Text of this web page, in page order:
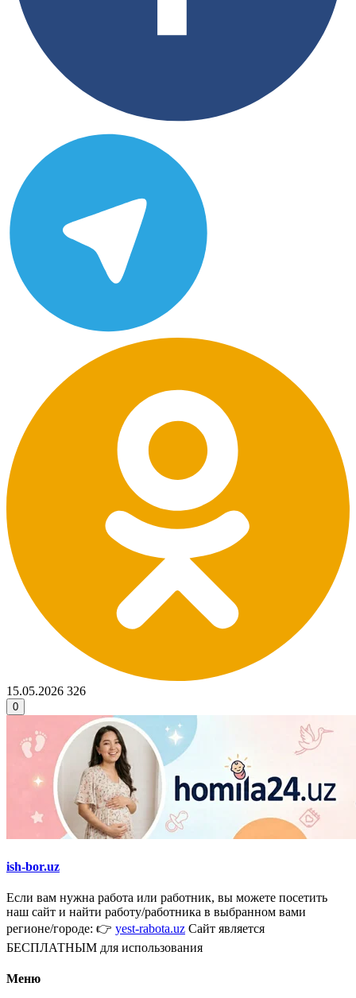
15.05.2026 326
0
ish-bor.uz
Если вам нужна работа или работник, вы можете посетить
наш сайт и найти работу/работника в выбранном вами
регионе/городе: 👉 yest-rabota.uz Сайт является
БЕСПЛАТНЫМ для использования
Меню